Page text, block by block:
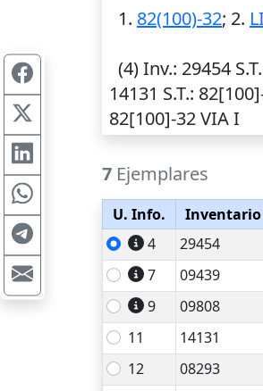
1. 82(100)-32; 2.
(4)Inv.: 29454 S.T.
14131 S.T.:
82[100]-32 VIA I
7 Ejemplares
U. Info. Inventario
4
29454
7
09439
9
09808
11
14131
12
08293